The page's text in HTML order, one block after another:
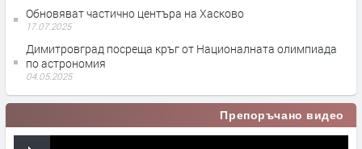
Обновяват частично центъра на Хасково
17.07.2025
Димитровград посреща кръг от Националната олимпиада
по астрономия
04.05.2025
Препоръчано видео